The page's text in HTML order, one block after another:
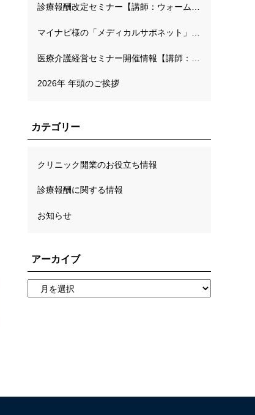
診療報酬改定セミナー【講師：ウォームハーツ長面川先生】
2026年 年頭のご挨拶
カテゴリー
クリニック開業のお役立ち情報
診療報酬に関する情報
お知らせ
アーカイブ